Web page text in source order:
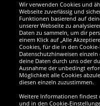
Wir sind
Wir verwenden Cookies und
Webseite zuverlässig und
Funktionen basierend auf
unserer Webseite zu
Daten zu sammeln, um dir
einem Klick auf „Alle
Cookies, für die in den
Datenschutzhinweisen
deine Daten durch uns oder
Ausnahme der unbedingt
Möglichkeit alle Cookies
diesen einzeln zuzustimmen.
Weitere Informationen findest
und in den Cookie-